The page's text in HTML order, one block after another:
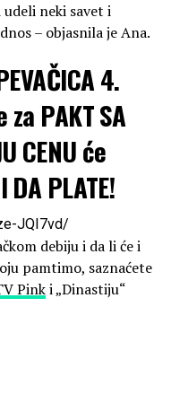
udeli neki savet i
– objasnila je Ana.
4.
PAKT SA
CENU će
PLATE!
JQI7vd/
debiju i da li će i
pamtimo, saznaćete
Pinki „Dinastiju“